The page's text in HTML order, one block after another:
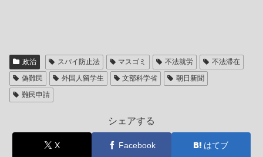
政治 スパイ防止法 マスゴミ 不法就労
不法滞在
偽難民
外国人留学生 文部科学省
朝日新聞
難民申請
シェアする
X Facebook はてブ